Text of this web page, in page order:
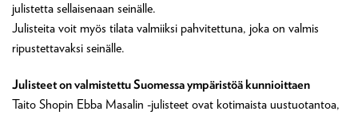
julistetta sellaisenaan seinälle.
Julisteita voit myös tilata valmiiksi pahvitettuna, joka on valmis
ripustettavaksi seinälle.
Julisteet on valmistettu Suomessa ympäristöä kunnioittaen
Taito Shopin Ebba Masalin -julisteet ovat kotimaista uustuotantoa,